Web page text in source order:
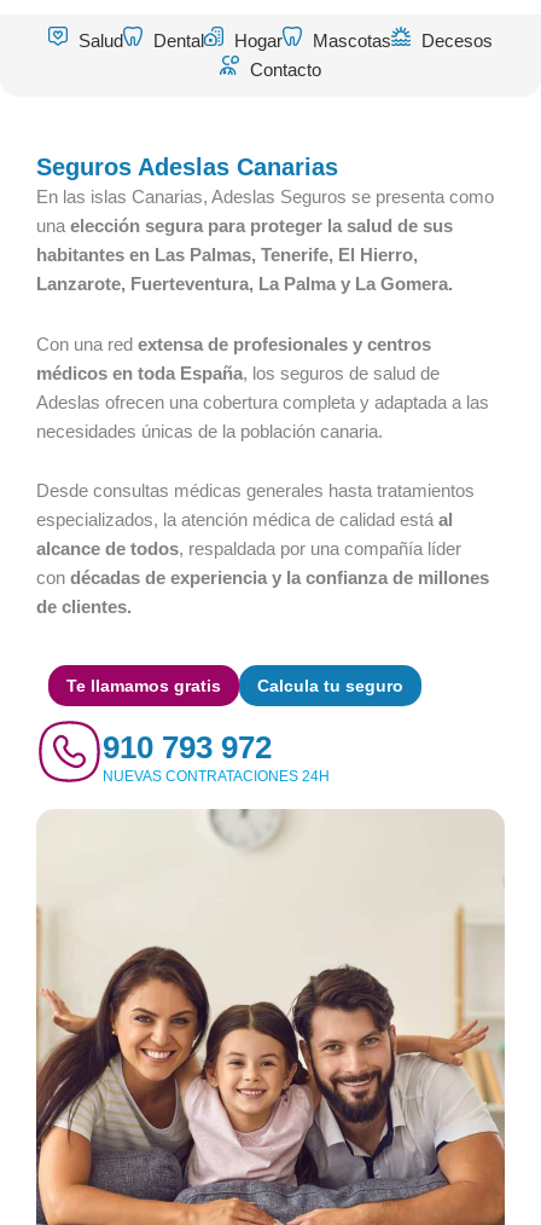
Salud Dental Hogar Mascotas
Decesos
Contacto
Seguros Adeslas Canarias
En las islas Canarias, Adeslas Seguros se presenta como
una elección segura para proteger la salud de sus
habitantes en Las Palmas, Tenerife, El Hierro,
Lanzarote, Fuerteventura, La Palma y La Gomera.
Con una red extensa de profesionales y centros
médicos en toda España, los seguros de salud de
Adeslas ofrecen una cobertura completa y adaptada a las
necesidades únicas de la población canaria.
Desde consultas médicas generales hasta tratamientos
especializados, la atención médica de calidad está al
alcance de todos, respaldada por una compañía líder
con décadas de experiencia y la confianza de millones
de clientes.
910 793 972
NUEVAS CONTRATACIONES 24H
Te llamamos gratis Calcula tu seguro